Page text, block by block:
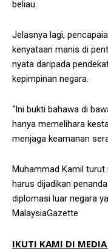
beliau.
Jelasnya lagi,
kenyataan manis di
nyata daripada
kepimpinan negara.
“Ini bukti bahawa di
hanya memelihara
menjaga keamanan
Muhammad Kamil
harus dijadikan
diplomasi luar negara
MalaysiaGazette
IKUTI KAMI DI